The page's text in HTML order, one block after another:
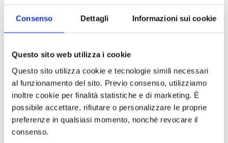
Consenso Dettagli Informazioni sui cookie
Questo sito web utilizza i cookie
Questo sito utilizza cookie e tecnologie simili necessari
al funzionamento del sito. Previo consenso, utilizziamo
inoltre cookie per finalità statistiche e di marketing. È
possibile accettare, rifiutare o personalizzare le proprie
preferenze in qualsiasi momento, nonché revocare il
consenso.
Cupressus Sempervirens Leaf Oil - (Olio essenziale di
Cipresso)
Eucaliptus)
Pelargonium Graveolens Flower Oil - (Olio essenziale
di Geranio dell'Egitto)
Prodotti correlati